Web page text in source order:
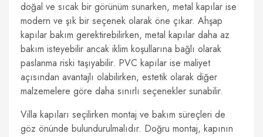
doğal ve sıcak bir görünüm sunarken, metal kapılar ise
modern ve şık bir seçenek olarak öne çıkar. Ahşap
kapılar bakım gerektirebilirken, metal kapılar daha az
bakım isteyebilir ancak iklim koşullarına bağlı olarak
paslanma riski taşıyabilir. PVC kapılar ise maliyet
açısından avantajlı olabilirken, estetik olarak diğer
malzemelere göre daha sınırlı seçenekler sunabilir.
Villa kapıları seçilirken montaj ve bakım süreçleri de
göz önünde bulundurulmalıdır. Doğru montaj, kapının